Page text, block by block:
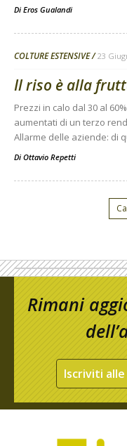
Di Eros Gualandi
COLTURE ESTENSIVE 23
Il riso è alla
Prezzi in calo dal 30 al
aumentati di un terzo
Allarme delle aziende: di
Di Ottavio Repetti
Rimani
Iscriviti